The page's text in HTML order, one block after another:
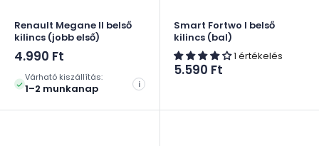
Renault Megane II belső
kilincs (jobb első)
Akciós
4.990 Ft
Várható kiszállítás:
1–2 munkanap i
Smart Fortwo I belső
kilincs (bal)
1 értékelés
Akciós
5.590 Ft